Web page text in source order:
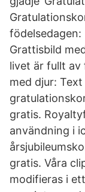
födelsedagen:
Grattisbild
livet är fullt
med djur: Text
gratis.
användning i
gratis. Våra
modifieras i